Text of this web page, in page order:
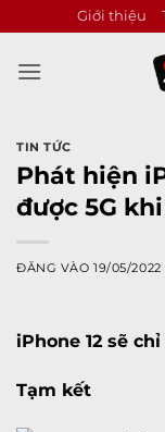
qua
nội
Giới thiệu
TIN TỨC
Phát hiện
được 5G
ĐĂNG VÀO19/05/2022
iPhone 12 sẽ
Tạm kết